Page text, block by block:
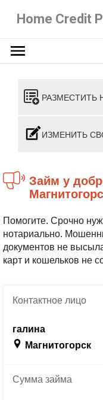
Home Credit
РАЗМЕСТИТЬ
ИЗМЕНИТЬ
Займ у доброго человека в
Помогите. Срочно
нотариально.
документов не
карт и кошельков не
Контактноелицо
галина
Магнитогорск
Суммазайма